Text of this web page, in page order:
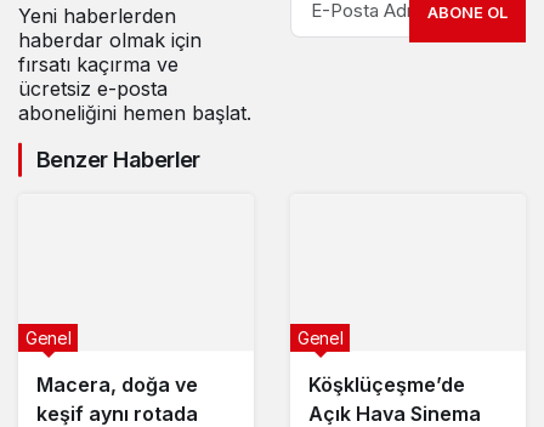
Yeni haberlerden
haberdar olmak için
fırsatı kaçırma ve
ücretsiz e-posta
aboneliğini hemen başlat.
ABONE OL
Benzer Haberler
Macera, doğa ve
keşif aynı rotada
Genel
Köşklüçeşme’de
Açık Hava Sinema
Genel